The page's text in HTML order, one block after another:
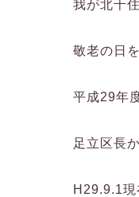
我が北千
敬老の日
平成29年
足立区長
H29.9.1現